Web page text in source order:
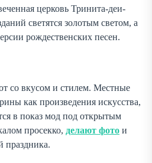
церковь Тринита-деи-
светятся золотым светом, а
рождественских песен.
со вкусом и стилем. Местные
как произведения искусства,
в показ мод под открытым
просекко, делают фото и
праздника.